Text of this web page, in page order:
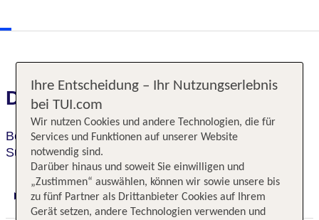
Das erwartet Sie
Best Western Premier Chateau Granville Hotel &
Suites & Conference Centre
Digitaler und telefonischer 24/7 TUI Service
Ihre Entscheidung – Ihr Nutzungserlebnis
bei TUI.com
Wir nutzen Cookies und andere Technologien, die für
Services und Funktionen auf unserer Website
notwendig sind.
Darüber hinaus und soweit Sie einwilligen und
„Zustimmen“ auswählen, können wir sowie unsere bis
zu fünf Partner als Drittanbieter Cookies auf Ihrem
Gerät setzen, andere Technologien verwenden und